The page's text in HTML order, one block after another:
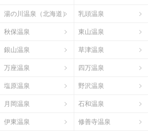
湯の川温泉（北海道） 乳頭温泉
秋保温泉 東山温泉
銀山温泉 草津温泉
万座温泉 四万温泉
塩原温泉 野沢温泉
月岡温泉 石和温泉
伊東温泉 修善寺温泉